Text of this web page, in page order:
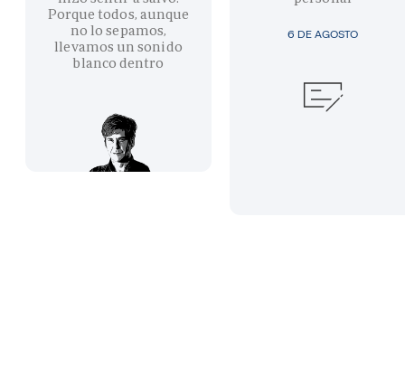
Porque todos, aunque
no lo sepamos,
llevamos un sonido
blanco dentro
6 DE AGOSTO